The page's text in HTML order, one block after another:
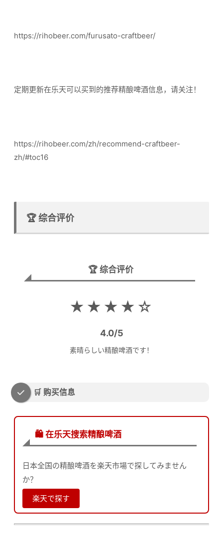
https://rihobeer.com/furusato-craftbeer/
定期更新在乐天可以买到的推荐精酿啤酒信息，请关注！
https://rihobeer.com/zh/recommend-craftbeer-
zh/#toc16
🏆 综合评价
🏆 综合评价
★★★★☆
4.0/5
素晴らしい精酿啤酒です！
🛒 购买信息
🛍️ 在乐天搜索精酿啤酒
日本全国の精酿啤酒を楽天市場で探してみません
か？
楽天で探す